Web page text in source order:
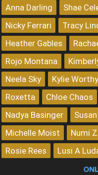
Anna Darling
Shae
Nicky Ferrari
Tracy
Heather Gables
Rojo Montana
Neela Sky
Kylie Worthy
Roxetta
Chloe Chaos
Nadya Basinger
Michelle Moist
Numi
Rosie Rees
Lusi A